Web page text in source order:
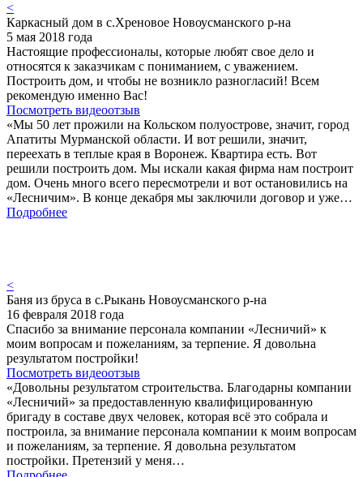
<
Каркасный дом в с.Хреновое Новоусманского р-на
5 мая 2018 года
Настоящие профессионалы, которые любят свое дело и
относятся к заказчикам с пониманием, с уважением.
Построить дом, и чтобы не возникло разногласий! Всем
рекомендую именно Вас!
Посмотреть видеоотзыв
«Мы 50 лет прожили на Кольском полуострове, значит, город
Апатиты Мурманской области. И вот решили, значит,
переехать в теплые края в Воронеж. Квартира есть. Вот
решили построить дом. Мы искали какая фирма нам построит
дом. Очень много всего пересмотрели и вот остановились на
«Лесничим». В конце декабря мы заключили договор и уже…
Подробнее
<
Баня из бруса в с.Рыкань Новоусманского р-на
16 февраля 2018 года
Спасибо за внимание персонала компании «Лесничий» к
моим вопросам и пожеланиям, за терпение. Я довольна
результатом постройки!
Посмотреть видеоотзыв
«Довольны результатом строительства. Благодарны компании
«Лесничий» за предоставленную квалифицированную
бригаду в составе двух человек, которая всё это собрала и
построила, за внимание персонала компании к моим вопросам
и пожеланиям, за терпение. Я довольна результатом
постройки. Претензий у меня…